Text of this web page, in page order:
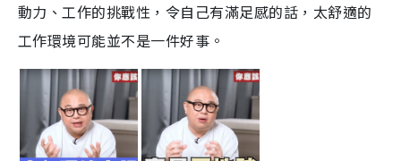
動力、工作的挑戰性，令自己有滿足感的話，太舒適的
工作環境可能並不是一件好事。